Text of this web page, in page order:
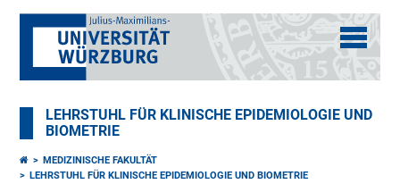
LEHRSTUHL FÜR KLINISCHE EPIDEMIOLOGIE UND
BIOMETRIE
MEDIZINISCHE FAKULTÄT
LEHRSTUHL FÜR KLINISCHE EPIDEMIOLOGIE UND BIOMETRIE